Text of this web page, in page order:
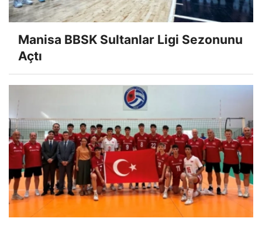
Manisa BBSK Sultanlar Ligi Sezonunu
Açtı